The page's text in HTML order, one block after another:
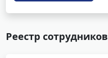
Реестр сотрудников